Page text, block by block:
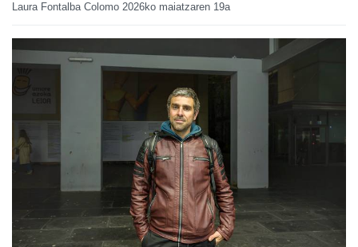
Laura Fontalba Colomo 2026ko maiatzaren 19a